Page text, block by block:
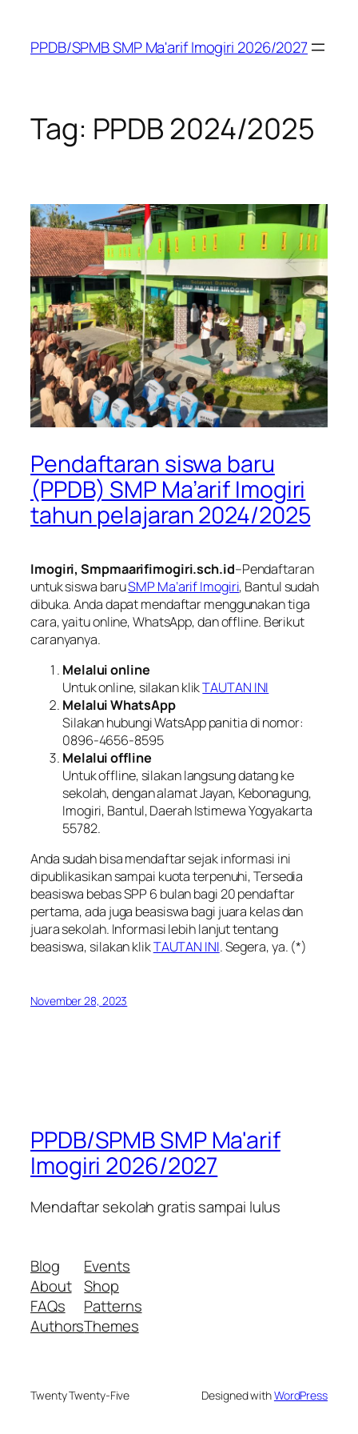
content
PPDB/SPMB SMP Ma'arif Imogiri 2026/2027
Tag: PPDB 2024/2025
Pendaftaran siswa baru
(PPDB) SMP Ma’arif Imogiri
tahun pelajaran 2024/2025
Imogiri, Smpmaarifimogiri.sch.id–Pendaftaran
untuk siswa baruSMP Ma’arif Imogiri, Bantul sudah
dibuka. Anda dapat mendaftar menggunakan tiga
cara, yaitu online, WhatsApp, dan offline. Berikut
caranyanya.
Melalui online
Untuk online, silakan klikTAUTAN INI
Melalui WhatsApp
Silakan hubungi WatsApp panitia di nomor:
0896-4656-8595
Melalui offline
Untuk offline, silakan langsung datang ke
sekolah, dengan alamat Jayan, Kebonagung,
Imogiri, Bantul, Daerah Istimewa Yogyakarta
55782.
Anda sudah bisa mendaftar sejak informasi ini
dipublikasikan sampai kuota terpenuhi, Tersedia
beasiswa bebas SPP 6 bulan bagi 20 pendaftar
pertama, ada juga beasiswa bagi juara kelas dan
juara sekolah. Informasi lebih lanjut tentang
beasiswa, silakan klikTAUTAN INI. Segera, ya. (*)
November 28, 2023
PPDB/SPMB SMP Ma'arif
Imogiri 2026/2027
Mendaftar sekolah gratis sampai lulus
Blog
About
FAQs
Authors
Events
Shop
Patterns
Themes
Twenty Twenty-Five Designed withWordPress